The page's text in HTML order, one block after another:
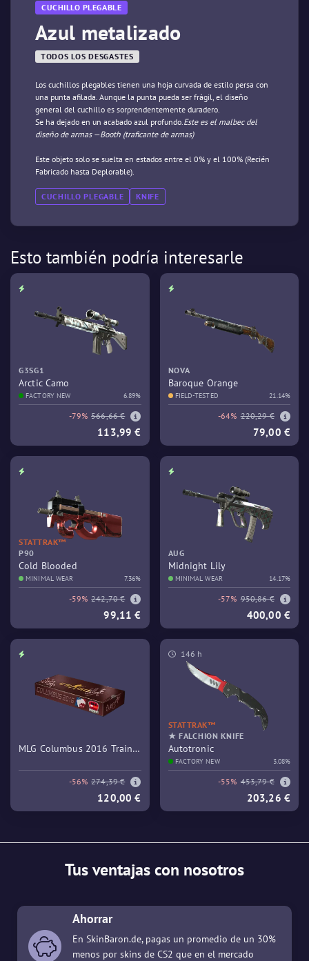
CUCHILLO PLEGABLE
Azul metalizado
TODOS LOS DESGASTES
Los cuchillos plegables tienen una hoja curvada de estilo persa con
una punta afilada. Aunque la punta pueda ser frágil, el diseño
general del cuchillo es sorprendentemente duradero.
Se ha dejado en un acabado azul profundo.Este es el malbec del
diseño de armas —Booth (traficante de armas)
Este objeto solo se suelta en estados entre el 0% y el 100% (Recién
Fabricado hasta Deplorable).
CUCHILLO PLEGABLE KNIFE
Esto también podría interesarle
G3SG1
Arctic Camo
FACTORY NEW 6.89%
-79% 566,66 €
113,99 €
NOVA
Baroque Orange
FIELD-TESTED 21.14%
-64% 220,29 €
79,00 €
STATTRAK™
P90
Cold Blooded
MINIMAL WEAR 7.36%
-59% 242,70 €
99,11 €
AUG
Midnight Lily
MINIMAL WEAR 14.17%
-57% 950,86 €
400,00 €
MLG Columbus 2016 Train
-56% 274,39 €
120,00 €
146 h
STATTRAK™
★ FALCHION KNIFE
Autotronic
FACTORY NEW 3.08%
-55% 453,79 €
203,26 €
Tus ventajas con nosotros
Ahorrar
En SkinBaron.de, pagas un promedio de un 30%
menos por skins de CS2 que en el mercado